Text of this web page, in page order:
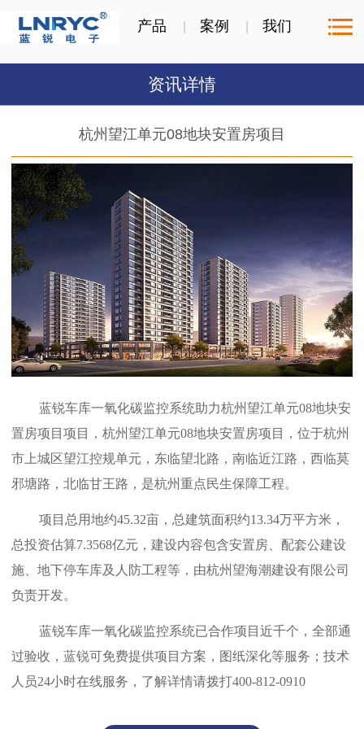
产品 案例 我们
资讯详情
杭州望江单元08地块安置房项目
蓝锐车库一氧化碳监控系统助力杭州望江单元08地块安
置房项目 项目，杭州望江单元08地块安置房项目，位于杭州
市上城区望江控规单元，东临望北路，南临近江路，西临莫
邪塘路，北临甘王路，是杭州重点民生保障工程。
项目总用地约45.32亩，总建筑面积约13.34万平方米，
总投资估算7.3568亿元，建设内容包含安置房、配套公建设
施、地下停车库及人防工程等，由杭州望海潮建设有限公司
负责开发。
蓝锐车库一氧化碳监控系统已合作项目近千个，全部通
过验收，蓝锐可免费提供项目方案，图纸深化等服务；技术
人员24小时在线服务，了解详情请拨打400-812-0910